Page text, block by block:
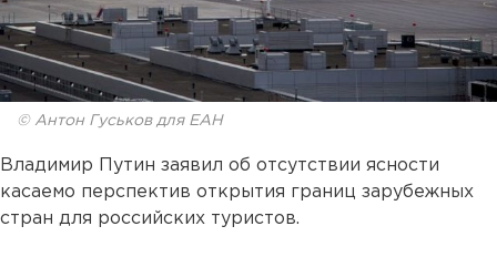
© Антон Гуськов для ЕАН
Владимир Путин заявил об отсутствии ясности
касаемо перспектив открытия границ зарубежных
стран для российских туристов.